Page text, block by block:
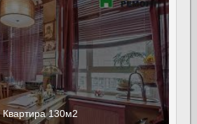
Квартира 130м2